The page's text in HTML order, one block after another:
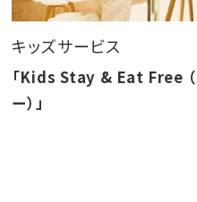
キッズサービス
「Kids Stay & Eat Free （
ー）」